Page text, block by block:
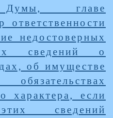
Думы, главе
ответственности
недостоверных
сведений о
об имуществе
характера, если
сведений